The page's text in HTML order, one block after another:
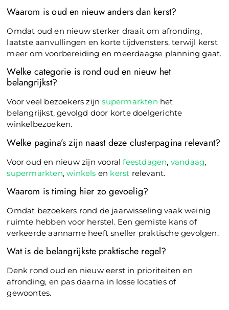
Waarom is oud en nieuw anders dan kerst?
Omdat oud en nieuw sterker draait om afronding,
laatste aanvullingen en korte tijdvensters, terwijl kerst
meer om voorbereiding en meerdaagse planning gaat.
Welke categorie is rond oud en nieuw het
belangrijkst?
Voor veel bezoekers zijnsupermarkten het
belangrijkst, gevolgd door korte doelgerichte
winkelbezoeken.
Welke pagina’s zijn naast deze clusterpagina relevant?
Voor oud en nieuw zijn vooralfeestdagen, vandaag,
supermarkten,winkels en kerst relevant.
Waarom is timing hier zo gevoelig?
Omdat bezoekers rond de jaarwisseling vaak weinig
ruimte hebben voor herstel. Een gemiste kans of
verkeerde aanname heeft sneller praktische gevolgen.
Wat is de belangrijkste praktische regel?
Denk rond oud en nieuw eerst in prioriteiten en
afronding, en pas daarna in losse locaties of
gewoontes.